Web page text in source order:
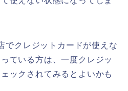
でクレジットカードが使えな
ている方は、一度クレジッ
ックされてみるとよいかも